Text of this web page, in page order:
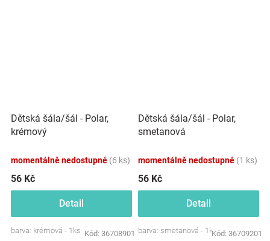
Dětská šála/šál - Polar,
krémový
momentálně nedostupné (6 ks)
56 Kč
Detail
barva: krémová - 1ks Kód: 36708901
Dětská šála/šál - Polar,
smetanová
momentálně nedostupné (1 ks)
56 Kč
Detail
barva: smetanová - 1ksKód: 36709201